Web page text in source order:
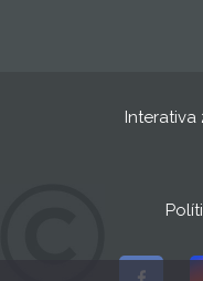
Interativa